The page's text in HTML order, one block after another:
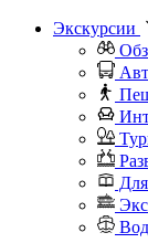
Экскурсии